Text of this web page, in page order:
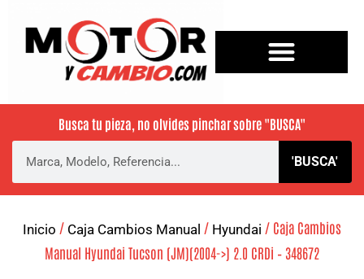
Busca tu pieza, no olvides pinchar sobre "BUSCA"
'BUSCA'
Inicio / Caja Cambios Manual / Hyundai / Caja Cambios
Manual Hyundai Tucson (JM)(2004->) 2.0 CRDi – 348672